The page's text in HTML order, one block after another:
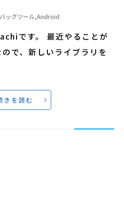
ッグツール,Android
です。 最近やることが
で、新しいライブラリを
きを読む